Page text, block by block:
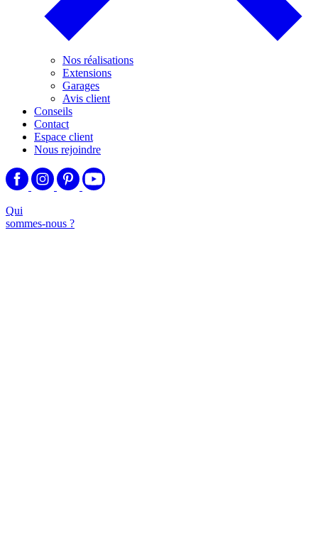
Nos réalisations
Extensions
Garages
Avis client
Conseils
Contact
Espace client
Nous rejoindre
Qui
sommes-nous ?